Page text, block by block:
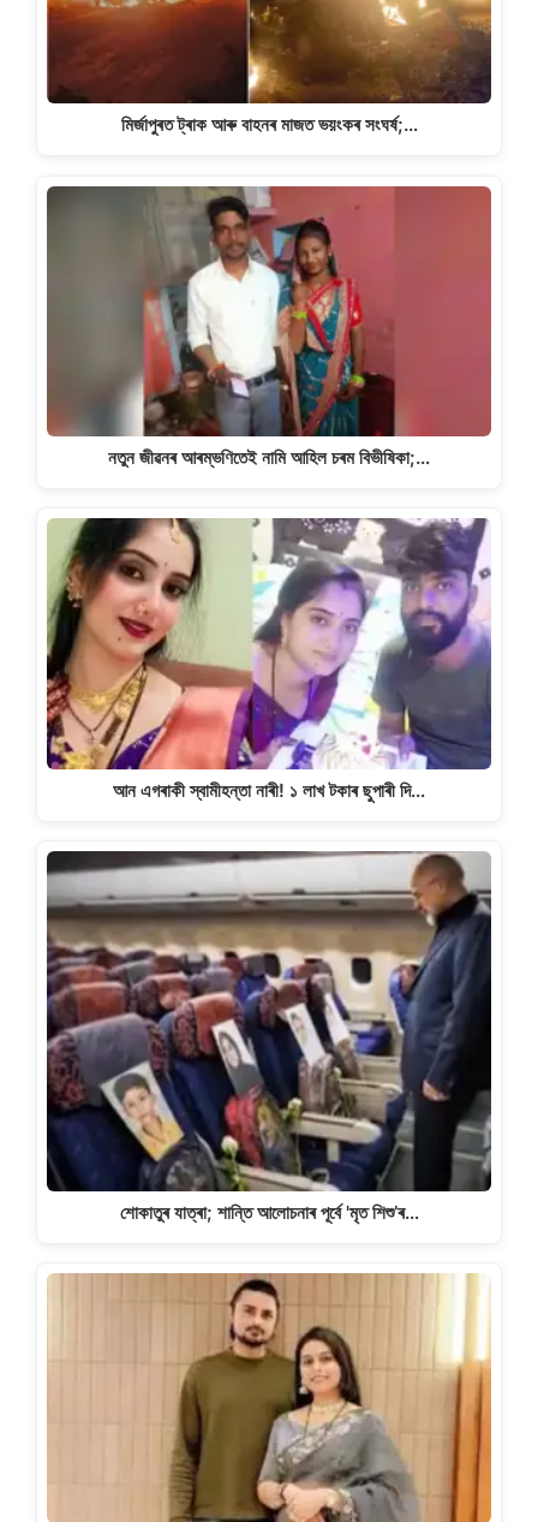
মিৰ্জাপুৰত ট্ৰাক আৰু বাহনৰ মাজত ভয়ংকৰ সংঘৰ্ষ;…
নতুন জীৱনৰ আৰম্ভণিতেই নামি আহিল চৰম বিভীষিকা;…
আন এগৰাকী স্বামীহন্তা নাৰী! ১ লাখ টকাৰ ছুপাৰী দি…
শোকাতুৰ যাত্ৰা; শান্তি আলোচনাৰ পূৰ্বে 'মৃত শিশু’ৰ…